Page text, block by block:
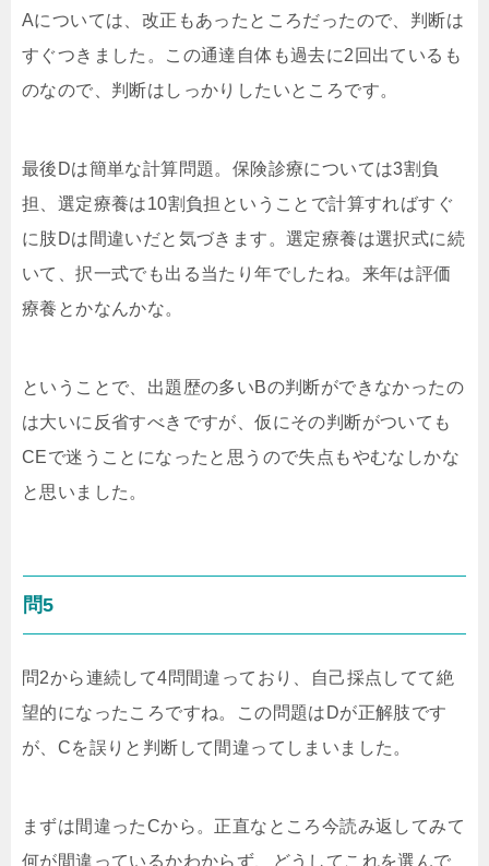
Aについては、改正もあったところだったので、判断は
すぐつきました。この通達自体も過去に2回出ているも
のなので、判断はしっかりしたいところです。
最後Dは簡単な計算問題。保険診療については3割負
担、選定療養は10割負担ということで計算すればすぐ
に肢Dは間違いだと気づきます。選定療養は選択式に続
いて、択一式でも出る当たり年でしたね。来年は評価
療養とかなんかな。
ということで、出題歴の多いBの判断ができなかったの
は大いに反省すべきですが、仮にその判断がついても
CEで迷うことになったと思うので失点もやむなしかな
と思いました。
問5
問2から連続して4問間違っており、自己採点してて絶
望的になったころですね。この問題はDが正解肢です
が、Cを誤りと判断して間違ってしまいました。
まずは間違ったCから。正直なところ今読み返してみて
何が間違っているかわからず、どうしてこれを選んで